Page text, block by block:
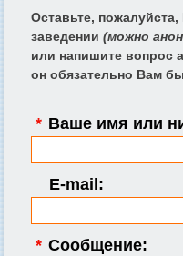
Оставьте,
заведении (можно
или напишите вопрос
он обязательно Вам
* Ваше имя или
E-mail:
* Сообщение: